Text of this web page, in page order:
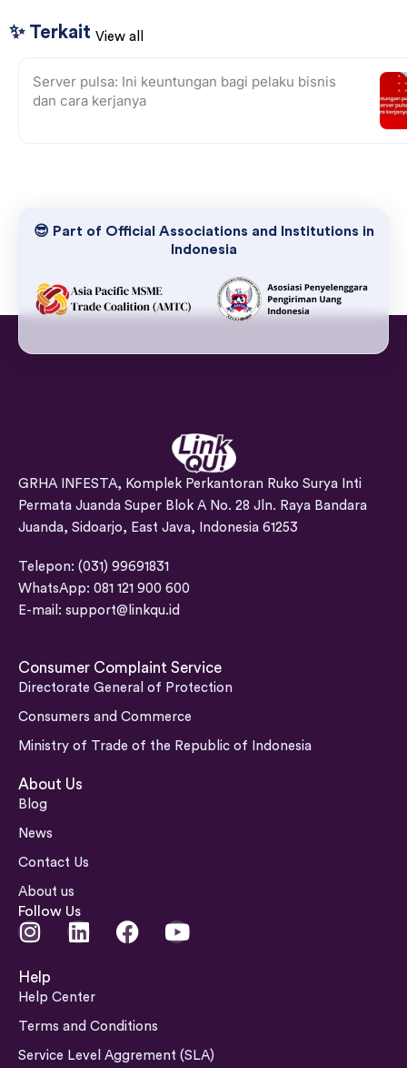
✨ Terkait View all
Server pulsa: Ini keuntungan bagi pelaku bisnis
dan cara kerjanya
😎 Part of Official Associations and Institutions in
Indonesia
GRHA INFESTA, Komplek Perkantoran Ruko Surya Inti
Permata Juanda Super Blok A No. 28 Jln. Raya Bandara
Juanda, Sidoarjo, East Java, Indonesia 61253
Telepon: (031) 99691831
WhatsApp: 081 121 900 600
E-mail: support@linkqu.id
Consumer Complaint Service
Directorate General of Protection
Consumers and Commerce
Ministry of Trade of the Republic of Indonesia
About Us
Blog
News
Contact Us
About us
Follow Us
I
s
t
a
L
k
e
F
b
Y
b
Help
Help Center
Terms and Conditions
Service Level Aggrement (SLA)